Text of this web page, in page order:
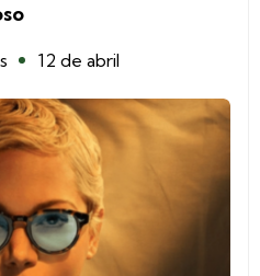
12 de abril